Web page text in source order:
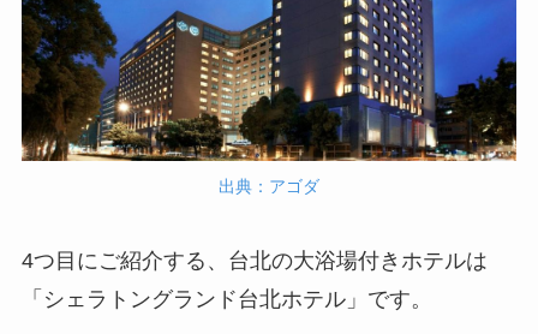
出典：アゴダ
4つ目にご紹介する、台北の大浴場付きホテルは
「シェラトングランド台北ホテル」です。